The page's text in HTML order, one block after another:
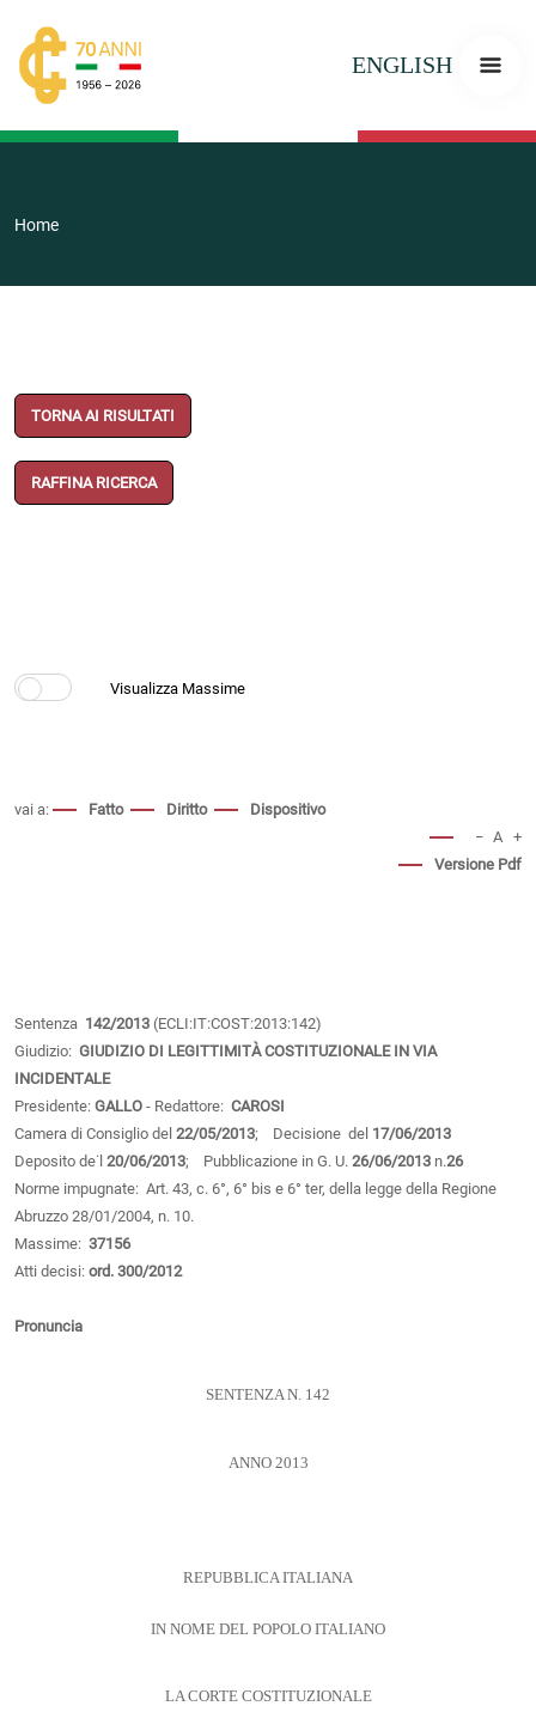
ENGLISH
Home
TORNA AI RISULTATI
RAFFINA RICERCA
vai a: Fatto Diritto
Dispositivo
− A +
Versione Pdf
Sentenza 142/2013 (ECLI:IT:COST:2013:142)
Giudizio: GIUDIZIO DI LEGITTIMITÀ COSTITUZIONALE IN VIA
INCIDENTALE
Presidente: GALLO - Redattore: CAROSI
Camera di Consiglio del 22/05/2013; Decisione del 17/06/2013
Deposito de˙l 20/06/2013; Pubblicazione in G. U. 26/06/2013 n.26
Norme impugnate: Art. 43, c. 6°, 6° bis e 6° ter, della legge della Regione
Abruzzo 28/01/2004, n. 10.
Massime: 37156
Atti decisi: ord. 300/2012
Pronuncia
SENTENZA N. 142
ANNO 2013
REPUBBLICA ITALIANA
IN NOME DEL POPOLO ITALIANO
LA CORTE COSTITUZIONALE